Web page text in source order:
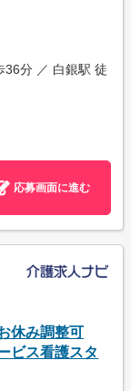
36分 ／ 白銀駅 徒
応募画面に進む
休み調整可
ビス看護スタ